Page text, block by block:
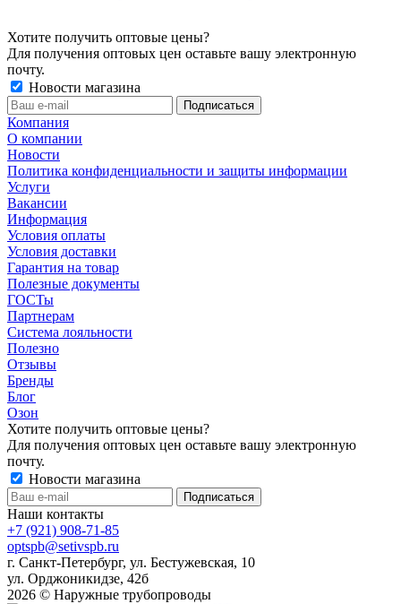
Хотите получить оптовые цены?
Для получения оптовых цен оставьте вашу электронную
почту.
Новости магазина
Компания
О компании
Новости
Политика конфиденциальности и защиты информации
Услуги
Вакансии
Информация
Условия оплаты
Условия доставки
Гарантия на товар
Полезные документы
ГОСТы
Партнерам
Система лояльности
Полезно
Отзывы
Бренды
Блог
Озон
Хотите получить оптовые цены?
Для получения оптовых цен оставьте вашу электронную
почту.
Новости магазина
Наши контакты
+7 (921) 908-71-85
optspb@setivspb.ru
г. Санкт-Петербург, ул. Бестужевская, 10
ул. Орджоникидзе, 42б
2026 © Наружные трубопроводы